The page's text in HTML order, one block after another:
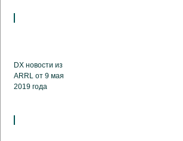
DX новости из
ARRL от 9 мая
2019 года